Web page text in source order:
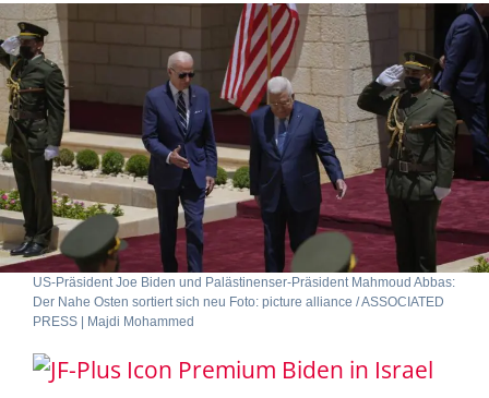
US-Präsident Joe Biden und Palästinenser-Präsident Mahmoud Abbas:
Der Nahe Osten sortiert sich neu Foto: picture alliance / ASSOCIATED
PRESS | Majdi Mohammed
Biden in Israel